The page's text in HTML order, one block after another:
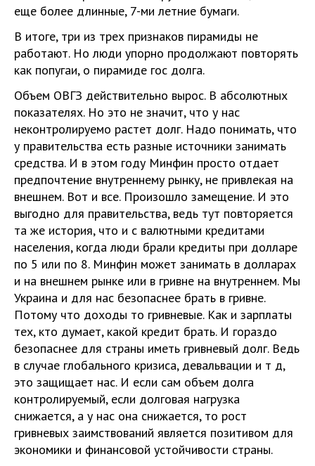
еще более длинные, 7-ми летние бумаги.
В итоге, три из трех признаков пирамиды не
работают. Но люди упорно продолжают повторять
как попугаи, о пирамиде гос долга.
Объем ОВГЗ действительно вырос. В абсолютных
показателях. Но это не значит, что у нас
неконтролируемо растет долг. Надо понимать, что
у правительства есть разные источники занимать
средства. И в этом году Минфин просто отдает
предпочтение внутреннему рынку, не привлекая на
внешнем. Вот и все. Произошло замещение. И это
выгодно для правительства, ведь тут повторяется
та же история, что и с валютными кредитами
населения, когда люди брали кредиты при долларе
по 5 или по 8. Минфин может занимать в долларах
и на внешнем рынке или в гривне на внутреннем. Мы
Украина и для нас безопаснее брать в гривне.
Потому что доходы то гривневые. Как и зарплаты
тех, кто думает, какой кредит брать. И гораздо
безопаснее для страны иметь гривневый долг. Ведь
в случае глобального кризиса, девальвации и т д,
это защищает нас. И если сам объем долга
контролируемый, если долговая нагрузка
снижается, а у нас она снижается, то рост
гривневых заимствований является позитивом для
экономики и финансовой устойчивости страны.